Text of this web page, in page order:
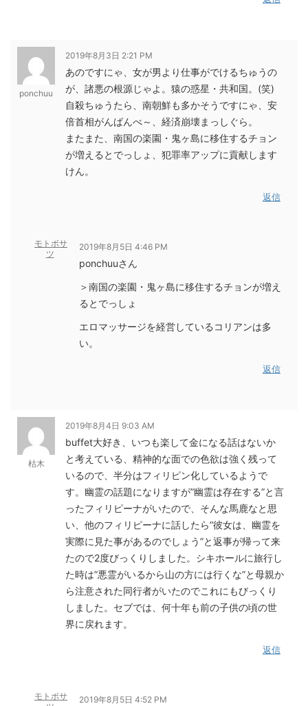
ponchuu
2019年8月3日 2:21 PM
あのですにゃ、女が男より仕事がでけるちゅうの
が、諸悪の根源じゃよ。猿の惑星・共和国。(笑)
自殺ちゅうたら、南朝鮮も多かそうですにゃ、安
倍首相がんばんべ～、経済崩壊まっしぐら。
またまた、南国の楽園・鬼ヶ島に移住するチョン
が増えるとでっしょ、犯罪率アップに貢献します
けん。
返信
モトボサ
ツ
2019年8月5日 4:46 PM
ponchuuさん
＞南国の楽園・鬼ヶ島に移住するチョンが増え
るとでっしょ
エロマッサージを経営しているコリアンは多
い。
返信
枯木
2019年8月4日 9:03 AM
buffet大好き、いつも楽して金になる話はないか
と考えている、精神的な面での色欲は強く残って
いるので、半分はフィリピン化しているようで
す。幽霊の話題になりますが”幽霊は存在する”と言
ったフィリピーナがいたので、そんな馬鹿なと思
い、他のフィリピーナに話したら”彼女は、幽霊を
実際に見た事があるのでしょう”と返事が帰って来
たので2度びっくりしました。シキホールに旅行し
た時は”悪霊がいるから山の方には行くな”と母親か
ら注意された同行者がいたのでこれにもびっくり
しました。セブでは、何十年も前の子供の頃の世
界に戻れます。
返信
モトボサ
2019年8月5日 4:52 PM